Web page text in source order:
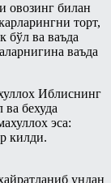
овозинг билан
торт,
бўл ва ваъда
ваъда
Иблиснинг
бехуда
эса:
килди.
ундан